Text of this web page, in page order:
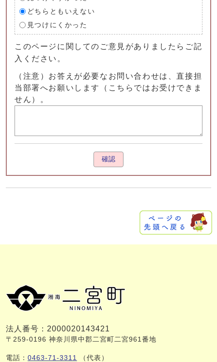
どちらともいえない
見つけにくかった
このページに関してのご意見がありましたらご記
入ください。
（注意）お答えが必要なお問い合わせは、直接担
当部署へお願いします（こちらではお受けできま
せん）。
確認
法人番号：2000020143421
〒259-0196 神奈川県中郡二宮町二宮961番地
電話： 0463-71-3311
（代表）